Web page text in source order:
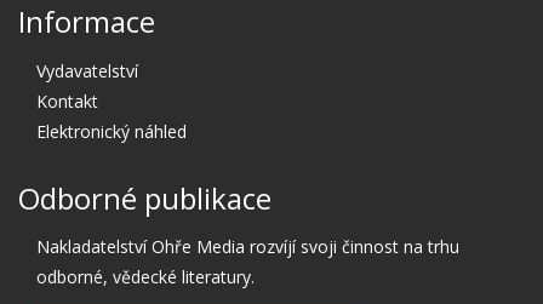
Informace
Vydavatelství
Kontakt
Elektronický náhled
Odborné publikace
Nakladatelství Ohře Media rozvíjí svoji činnost na trhu
odborné, vědecké literatury.